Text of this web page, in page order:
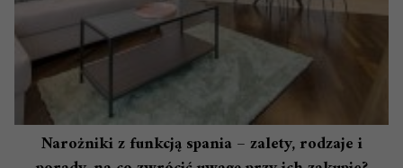
Narożniki z funkcją spania – zalety, rodzaje i